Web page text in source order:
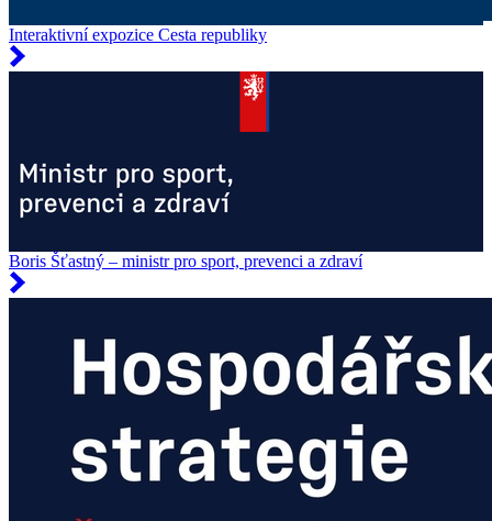
Interaktivní expozice Cesta republiky
Boris Šťastný – ministr pro sport, prevenci a zdraví